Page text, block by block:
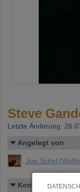
Steve
Letzte Änderung:
Angelegt von
Joe Schirl
Kontakt